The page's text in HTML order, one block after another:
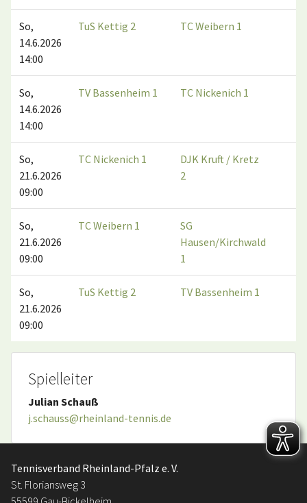
So,
14.6.2026
14:00
TuS Kettig 2 TC Weibern 1
So,
14.6.2026
14:00
TV Bassenheim 1 TC Nickenich 1
So,
21.6.2026
09:00
TC Nickenich 1
DJK Kruft / Kretz
2
So,
21.6.2026
09:00
TC Weibern 1
SG
Hausen/Kirchwald
1
So,
21.6.2026
09:00
TuS Kettig 2 TV Bassenheim 1
Spielleiter
Julian Schauß
j.schauss@rheinland-tennis.de
Tennisverband Rheinland-Pfalz e. V.
St. Floriansweg 3